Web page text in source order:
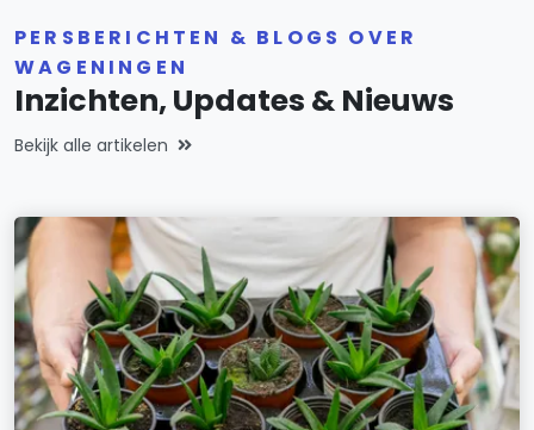
PERSBERICHTEN & BLOGS OVER
WAGENINGEN
Inzichten, Updates & Nieuws
Bekijk alle artikelen